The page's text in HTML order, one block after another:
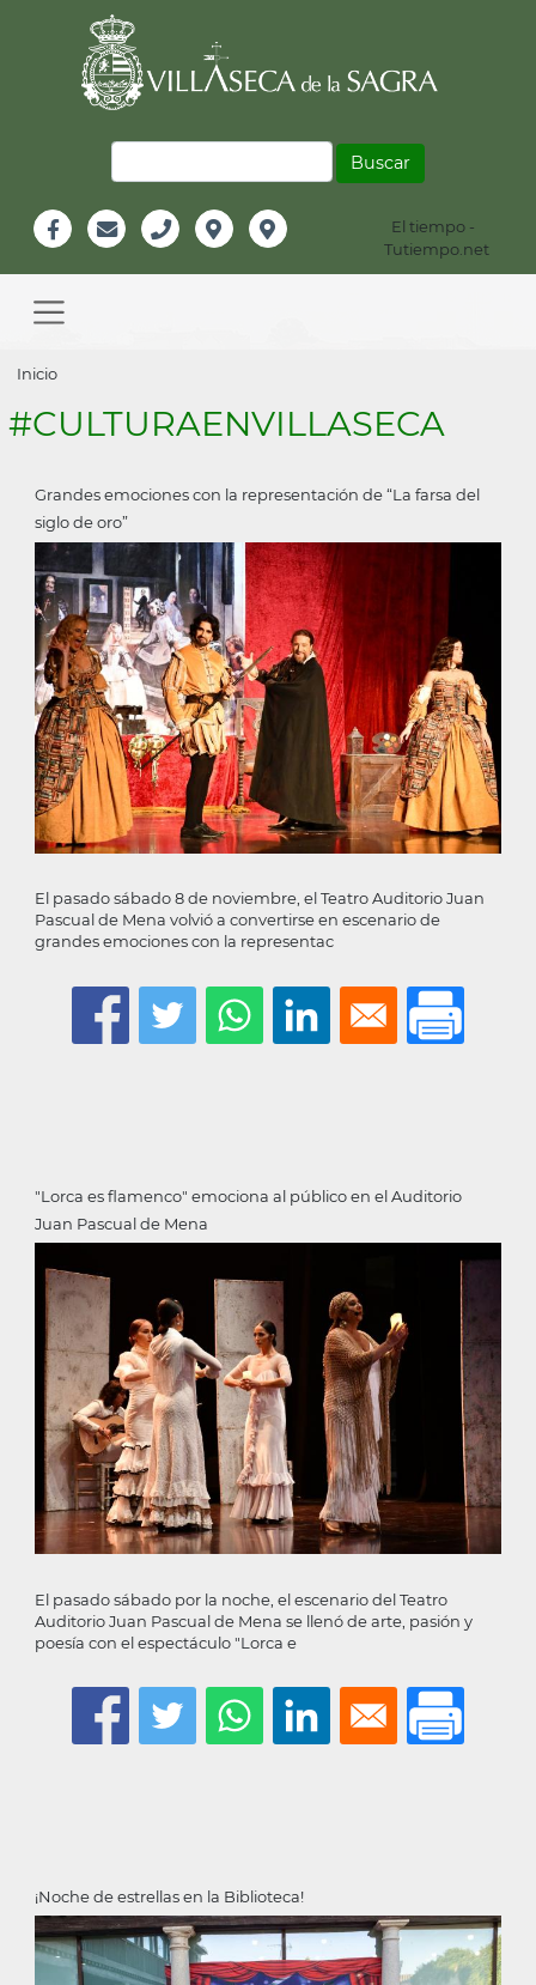
Información
Header
El tiempo -
Tutiempo.net
navigation
Sobrescribir
enlaces
ayuda
navegación
Inicio
#CULTURAENVILLASECA
Grandes emociones con la representación de “La farsa del
siglo de oro”
El pasado sábado 8 de noviembre, el Teatro Auditorio Juan
Pascual de Mena volvió a convertirse en escenario de
grandes emociones con la representac
"Lorca es flamenco" emociona al público en el Auditorio
Juan Pascual de Mena
El pasado sábado por la noche, el escenario del Teatro
Auditorio Juan Pascual de Mena se llenó de arte, pasión y
poesía con el espectáculo "Lorca e
¡Noche de estrellas en la Biblioteca!